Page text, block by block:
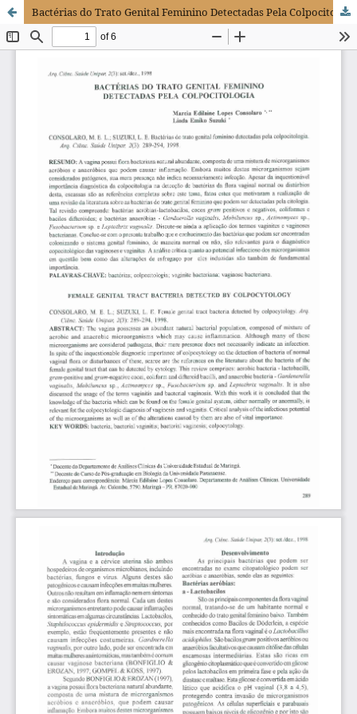
Bactérias do Trato Genital Feminino Detectadas Pela Colpocitologia